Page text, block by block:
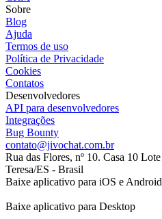
Sobre
Blog
Ajuda
Termos de uso
Política de Privacidade
Cookies
Contatos
Desenvolvedores
API para desenvolvedores
Integrações
Bug Bounty
contato@jivochat.com.br
Rua das Flores, nº 10. Casa 10
Teresa/ES - Brasil
Baixe aplicativo para iOS e Android
Baixe aplicativo para Desktop